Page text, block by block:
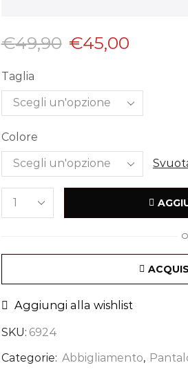
€49,90 €45,00
Taglia
Colore
O
Aggiungi alla wishlist
SKU: 6924
Categorie: Abbigliamento,